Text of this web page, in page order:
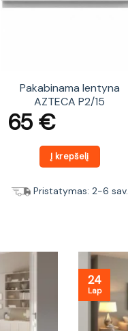
Pakabinama lentyna
AZTECA P2/15
65€
Į krepšelį
Pristatymas: 2-6 sav.
24
Lap